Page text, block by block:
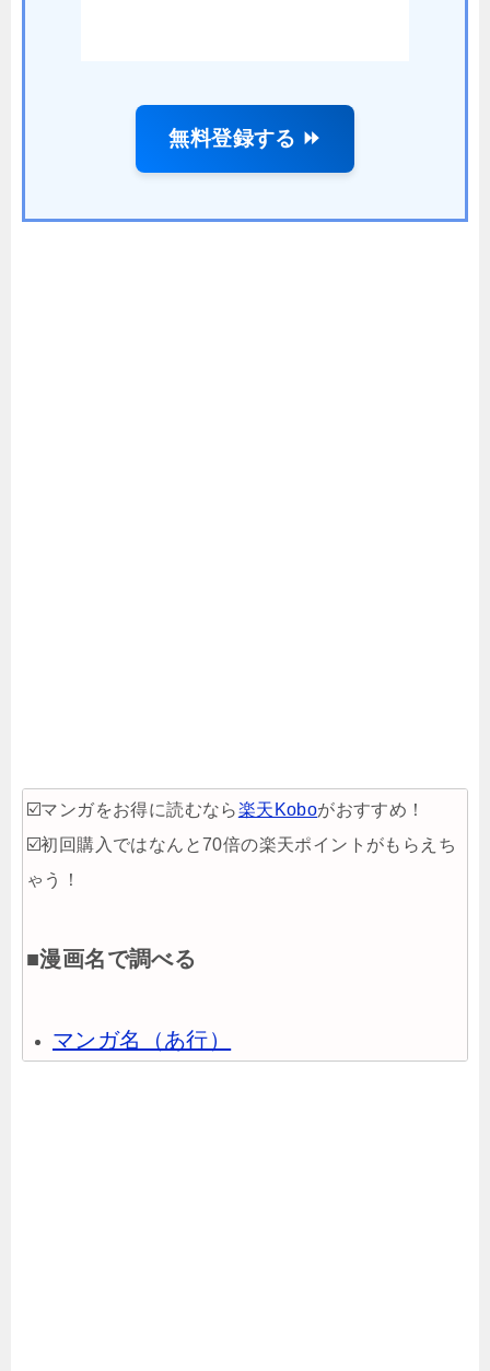
無料登録する ⏩
☑️マンガをお得に読むなら楽天Koboがおすすめ！
☑️初回購入ではなんと70倍の楽天ポイントがもらえち
ゃう！
■漫画名で調べる
マンガ名（あ行）